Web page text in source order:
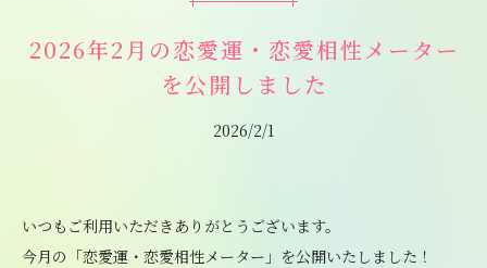
2026年2月の恋愛運・恋愛相性メーター
を公開しました
2026/2/1
いつもご利用いただきありがとうございます。
今月の「恋愛運・恋愛相性メーター」を公開いたしました！